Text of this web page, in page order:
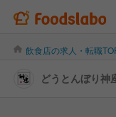
飲食店の求人・転職
どうとんぼり神